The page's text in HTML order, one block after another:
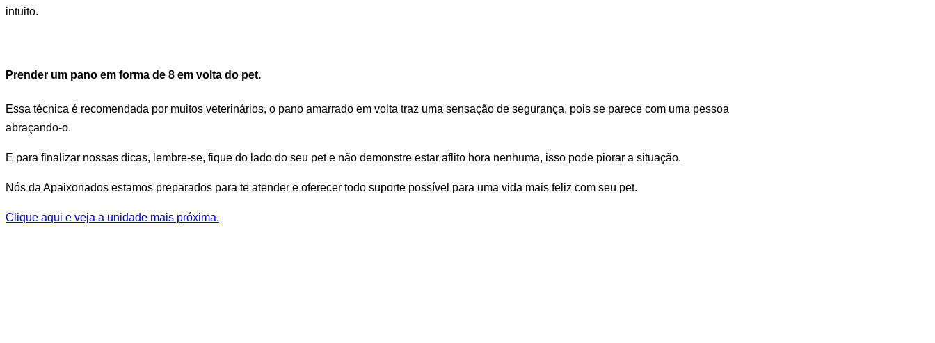
intuito.
Prender um pano em forma de 8 em volta do pet.
Essa técnica é recomendada por muitos veterinários, o pano amarrado em volta traz uma sensação de segurança, pois se parece com uma pessoa
abraçando-o.
E para finalizar nossas dicas, lembre-se, fique do lado do seu pet e não demonstre estar aflito hora nenhuma, isso pode piorar a situação.
Nós da Apaixonados estamos preparados para te atender e oferecer todo suporte possível para uma vida mais feliz com seu pet.
Clique aqui e veja a unidade mais próxima.